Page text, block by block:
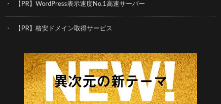
【PR】WordPress表示速度No.1高速サーバー
【PR】格安ドメイン取得サービス